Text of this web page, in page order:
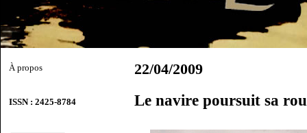
À propos
ISSN : 2425-8784
22/04/2009
Le navire poursuit sa